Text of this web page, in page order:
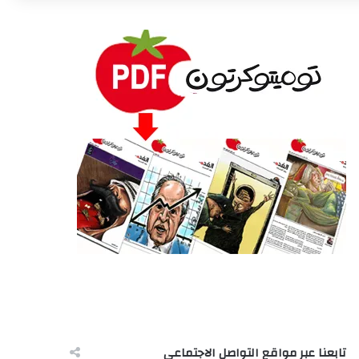
تابعنا عبر مواقع التواصل الاجتماعى